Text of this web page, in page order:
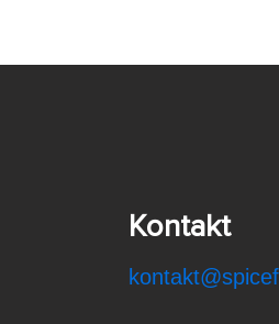
Kontakt